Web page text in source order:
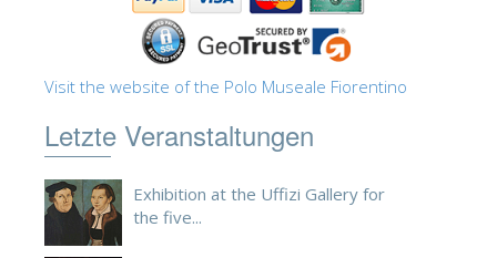
Visit the website of the Polo Museale Fiorentino
Letzte Veranstaltungen
Exhibition at the Uffizi Gallery for
the five...